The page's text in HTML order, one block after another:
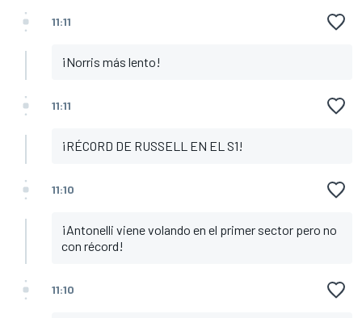
11:11
¡Norris más lento!
11:11
¡RÉCORD DE RUSSELL EN EL S1!
11:10
¡Antonelli viene volando en el primer sector pero no
con récord!
11:10